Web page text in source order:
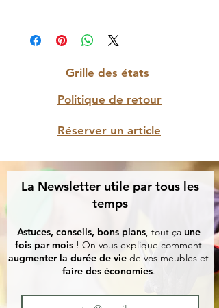
Grille des états
Politique de retour
Réserver un article
La Newsletter utile par tous les
temps
Astuces, conseils, bons plans, tout ça une
fois par mois ! On vous explique comment
augmenter la durée de vie de vos meubles et
faire des économies.